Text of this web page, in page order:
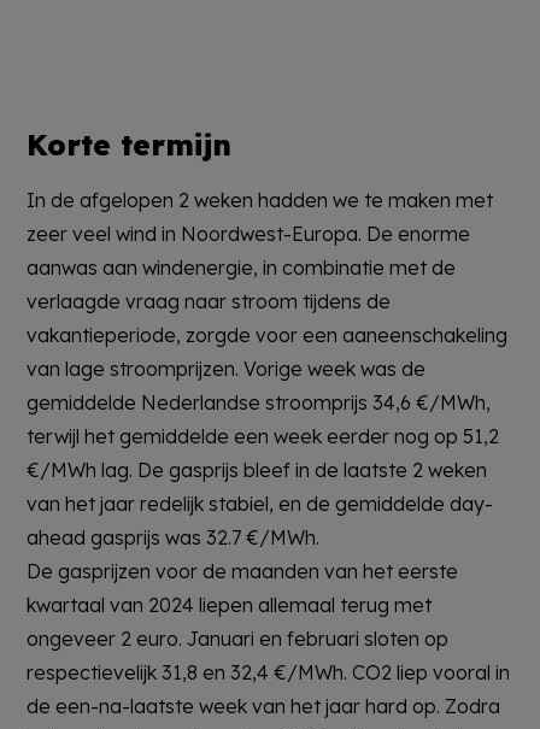
Korte termijn
In de afgelopen 2 weken hadden we te maken met
zeer veel wind in Noordwest-Europa. De enorme
aanwas aan windenergie, in combinatie met de
verlaagde vraag naar stroom tijdens de
vakantieperiode, zorgde voor een aaneenschakeling
van lage stroomprijzen. Vorige week was de
gemiddelde Nederlandse stroomprijs 34,6 €/MWh,
terwijl het gemiddelde een week eerder nog op 51,2
€/MWh lag. De gasprijs bleef in de laatste 2 weken
van het jaar redelijk stabiel, en de gemiddelde day-
ahead gasprijs was 32.7 €/MWh.
De gasprijzen voor de maanden van het eerste
kwartaal van 2024 liepen allemaal terug met
ongeveer 2 euro. Januari en februari sloten op
respectievelijk 31,8 en 32,4 €/MWh. CO2 liep vooral in
de een-na-laatste week van het jaar hard op. Zodra